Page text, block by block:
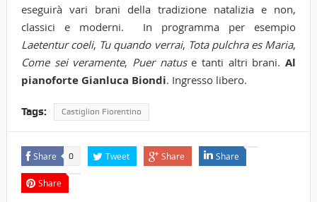
eseguirà vari brani della tradizione natalizia e non,
classici e moderni. In programma per esempio
Laetentur coeli, Tu quando verrai, Tota pulchra es Maria,
Come sei veramente, Puer natuse tanti altri brani.Al
pianoforte Gianluca Biondi. Ingresso libero.
Tags: Castiglion Fiorentino
Share 0 Tweet Share Share
Share